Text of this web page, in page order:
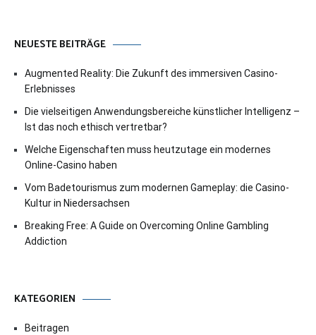
NEUESTE BEITRÄGE
Augmented Reality: Die Zukunft des immersiven Casino-
Erlebnisses
Die vielseitigen Anwendungsbereiche künstlicher Intelligenz –
Ist das noch ethisch vertretbar?
Welche Eigenschaften muss heutzutage ein modernes
Online-Casino haben
Vom Badetourismus zum modernen Gameplay: die Casino-
Kultur in Niedersachsen
Breaking Free: A Guide on Overcoming Online Gambling
Addiction
KATEGORIEN
Beitragen